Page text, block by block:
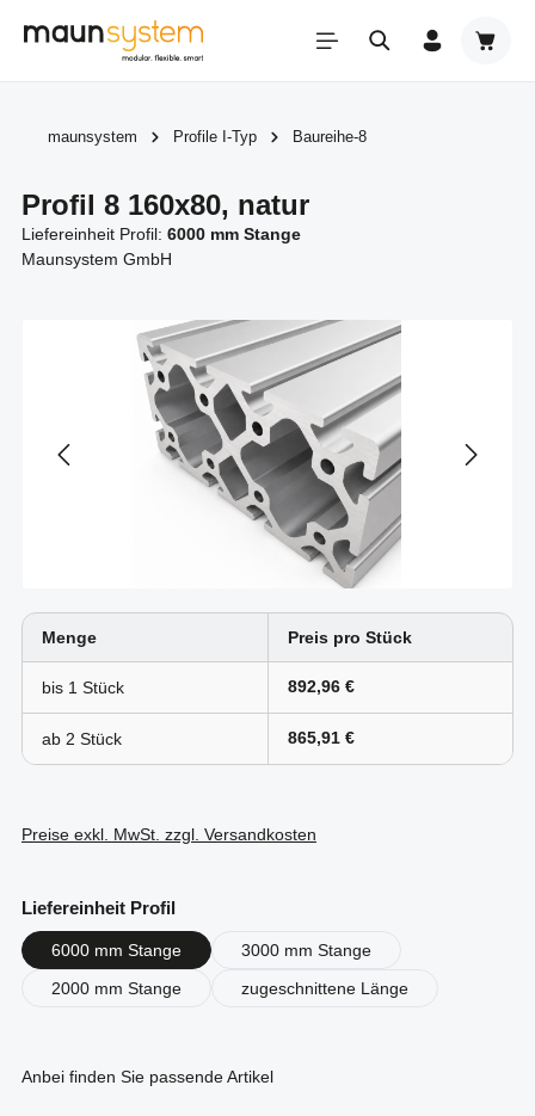
Zum Hauptinhalt springen
maunsystem Profile I-Typ Baureihe-8
Profil 8 160x80, natur
Liefereinheit Profil: 6000 mm Stange
Maunsystem GmbH
Menge Preis pro Stück
bis 1 892,96 €
ab 2 865,91 €
Preise exkl. MwSt. zzgl. Versandkosten
Liefereinheit Profilauswählen
6000 mm Stange
3000 mm Stange
2000 mm Stange
zugeschnittene Länge
Anbei finden Sie passende Artikel